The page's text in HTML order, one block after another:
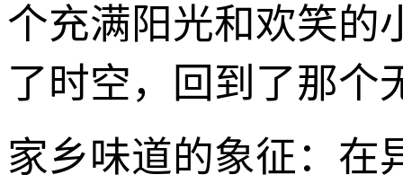
个充满阳光和欢笑的
了时空，回到了那个
家乡味道的象征：在